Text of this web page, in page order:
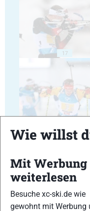
17
21
Wie willst
Mit Werbung
weiterlesen
Besuche xc-ski.de wie
gewohnt mit Werbung